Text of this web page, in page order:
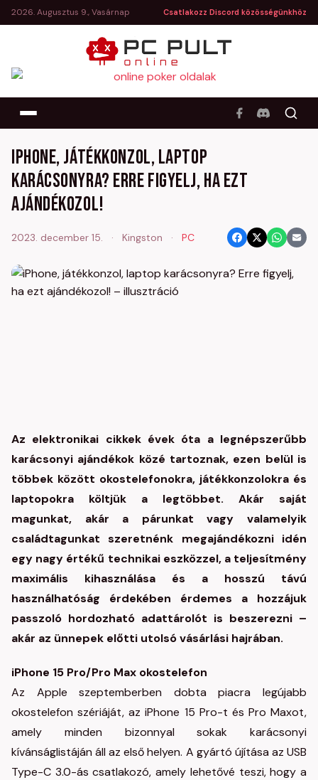
2026. Augusztus 9., Vasárnap Csatlakozz Discord közösségünkhöz
iPhone, játékkonzol, laptop
karácsonyra? Erre figyelj, ha ezt
ajándékozol!
2023. december 15. · Kingston · PC
Az elektronikai cikkek évek óta a legnépszerűbb
karácsonyi ajándékok közé tartoznak, ezen belül is
többek között okostelefonokra, játékkonzolokra és
laptopokra költjük a legtöbbet. Akár saját
magunkat, akár a párunkat vagy valamelyik
családtagunkat szeretnénk megajándékozni idén
egy nagy értékű technikai eszközzel, a teljesítmény
maximális kihasználása és a hosszú távú
használhatóság érdekében érdemes a hozzájuk
passzoló hordozható adattárolót is beszerezni –
akár az ünnepek előtti utolsó vásárlási hajrában.
iPhone 15 Pro/Pro Max okostelefon
Az Apple szeptemberben dobta piacra legújabb
okostelefon szériáját, az iPhone 15 Pro-t és Pro Maxot,
amely minden bizonnyal sokak karácsonyi
kívánságlistáján áll az első helyen. A gyártó újítása az USB
Type-C 3.0-ás csatlakozó, amely lehetővé teszi, hogy a